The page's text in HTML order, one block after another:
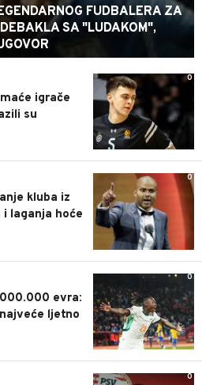
FUDBALERA ZA
SA "LUDAKOM",
0
igrače
su
0
kluba iz
i laganja hoće
0
evra:
ljetno
0